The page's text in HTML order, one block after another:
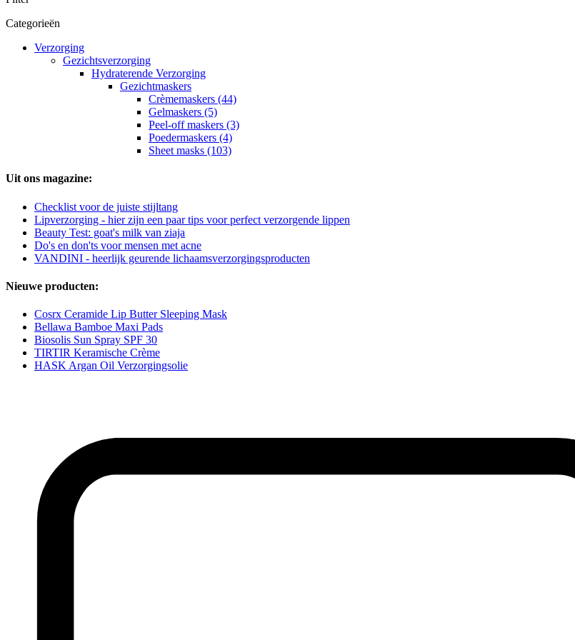
Categorieën
Verzorging
Gezichtsverzorging
Hydraterende Verzorging
Gezichtmaskers
Crèmemaskers (44)
Gelmaskers (5)
Peel-off maskers (3)
Poedermaskers (4)
Sheet masks (103)
Uit ons magazine:
Checklist voor de juiste stijltang
Lipverzorging - hier zijn een paar tips voor perfect verzorgende lippen
Beauty Test: goat's milk van ziaja
Do's en don'ts voor mensen met acne
VANDINI - heerlijk geurende lichaamsverzorgingsproducten
Nieuwe producten:
Cosrx Ceramide Lip Butter Sleeping Mask
Bellawa Bamboe Maxi Pads
Biosolis Sun Spray SPF 30
TIRTIR Keramische Crème
HASK Argan Oil Verzorgingsolie